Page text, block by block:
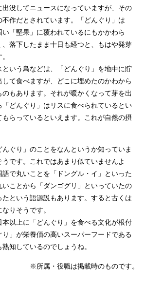
没してニュースになっていますが、その
不作だとされています。「どんぐり」は
い「堅果」に覆われているにもかかわら
落下したまま十日も経つと、もはや発芽
という鳥などは、「どんぐり」を地中に貯
て食べますが、どこに埋めたのかわから
もあります。それが暖かくなって芽を出
どんぐり」はリスに食べられているとい
もらっているといえます。これが自然の摂
ぐり」のことをなんというか知っていま
です。これではあまり似ていませんよ
で丸いことを「ドングル・イ」といった
ことから「ダンゴグリ」といっていたの
という語源説もあります。すると古くは
りそうです。
以上に「どんぐり」を食べる文化が根付
」が栄養価の高いスーパーフードである
知しているのでしょうね。
※所属・役職は掲載時のものです。